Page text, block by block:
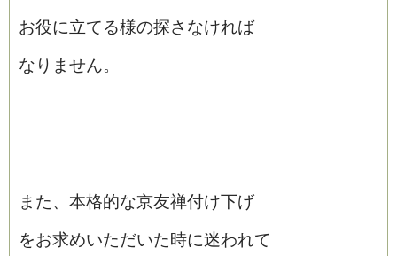
お役に立てる様の探さなければ
なりません。
また、本格的な京友禅付け下げ
をお求めいただいた時に迷われて